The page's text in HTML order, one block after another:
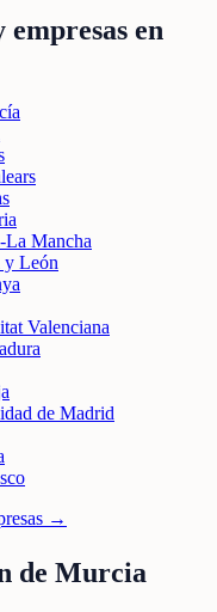
empresas en
La Mancha
y León
Valenciana
de Madrid
→
de Murcia